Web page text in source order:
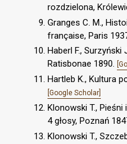
rozdzielona,
Granges C. M.,
française, Paris
Haberl F.,
Ratisbonae 1890.
Hartleb K., Kultura
[Google Scholar]
Klonowski T.,
4 głosy, Poznań
Klonowski T.,